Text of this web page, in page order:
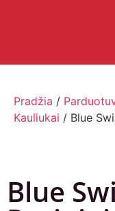
Pradžia /
Kauliukai / Blue
Blue